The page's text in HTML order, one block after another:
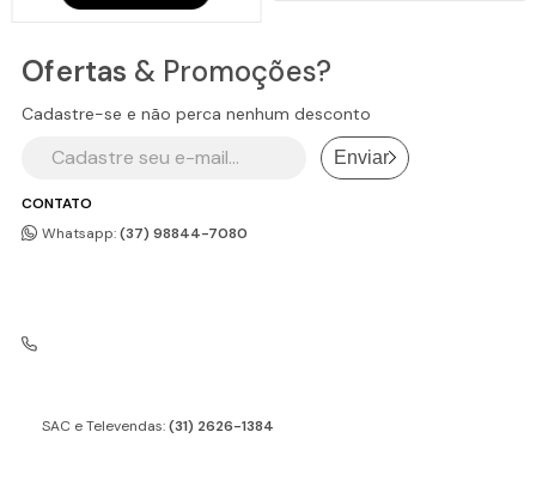
CONTATO
Whatsapp:(37) 98844-7080
SAC e Televendas:(31) 2626-1384
Ofertas & Promoções?
Cadastre-se e não perca nenhum desconto
Enviar